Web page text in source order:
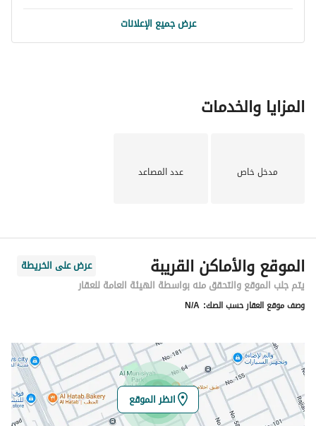
عرض جميع الإعلانات
المزايا والخدمات
مدخل خاص عدد المصاعد
الموقع والأماكن القريبة
عرض على الخريطة
يتم جلب الموقع والتحقق منه بواسطة الهيئة العامة للعقار
وصف موقع العقار حسب الصك: N/A
انظر الموقع